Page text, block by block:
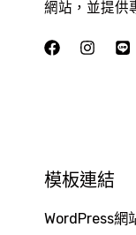
網站，並提供
模板連結
WordPress網